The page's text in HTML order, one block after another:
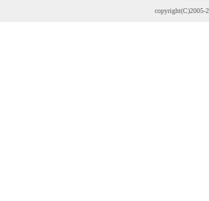
copyright(C)2005-